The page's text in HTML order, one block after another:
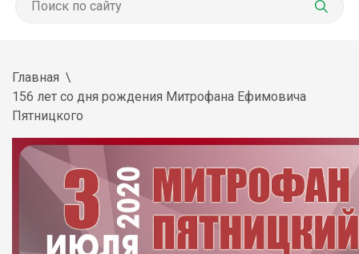
Главная
156 лет со дня рождения Митрофана Ефимовича
Пятницкого